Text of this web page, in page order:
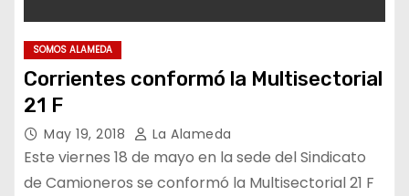
SOMOS ALAMEDA
Corrientes conformó la Multisectorial
21 F
May 19, 2018 La Alameda
Este viernes 18 de mayo en la sede del Sindicato
de Camioneros se conformó la Multisectorial 21 F